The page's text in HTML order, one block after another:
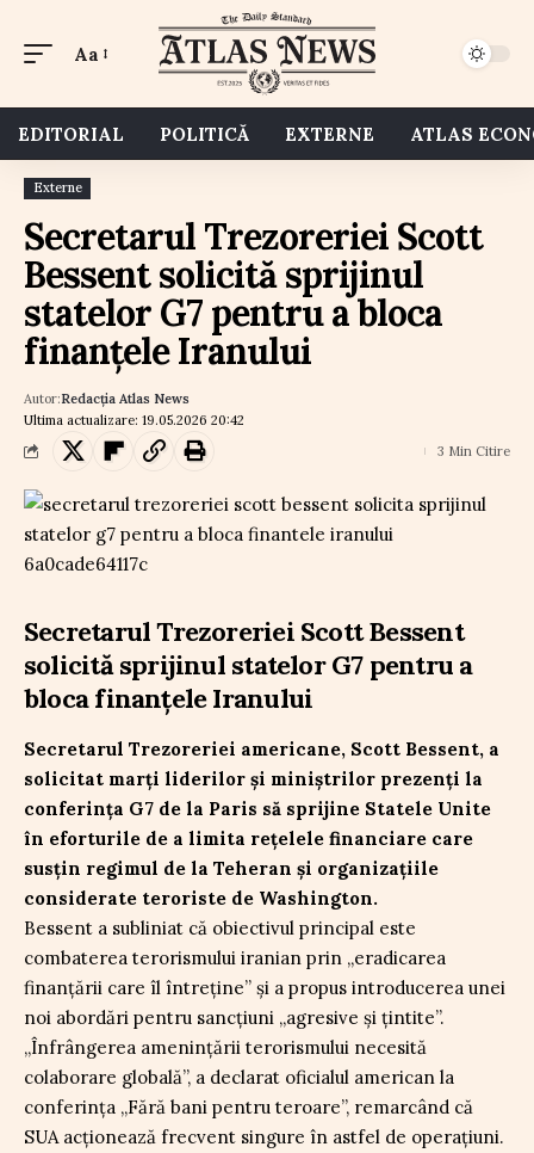
Aa
EDITORIAL POLITICĂ EXTERNE ATLAS
Externe
Secretarul Trezoreriei Scott
Bessent solicită sprijinul
statelor G7 pentru a bloca
finanțele Iranului
Ultima actualizare: 19.05.2026 20:42
Autor:Redacția Atlas News
3 Min Citire
Secretarul Trezoreriei Scott Bessent
solicită sprijinul statelor G7 pentru a
bloca finanțele Iranului
Secretarul Trezoreriei americane, Scott Bessent, a
solicitat marți liderilor și miniștrilor prezenți la
conferința G7 de la Paris să sprijine Statele Unite
în eforturile de a limita rețelele financiare care
susțin regimul de la Teheran și organizațiile
considerate teroriste de Washington.
Bessent a subliniat că obiectivul principal este
combaterea terorismului iranian prin „eradicarea
finanțării care îl întreține” și a propus introducerea unei
noi abordări pentru sancțiuni „agresive și țintite”.
„Înfrângerea amenințării terorismului necesită
colaborare globală”, a declarat oficialul american la
conferința „Fără bani pentru teroare”, remarcând că
SUA acționează frecvent singure în astfel de operațiuni.